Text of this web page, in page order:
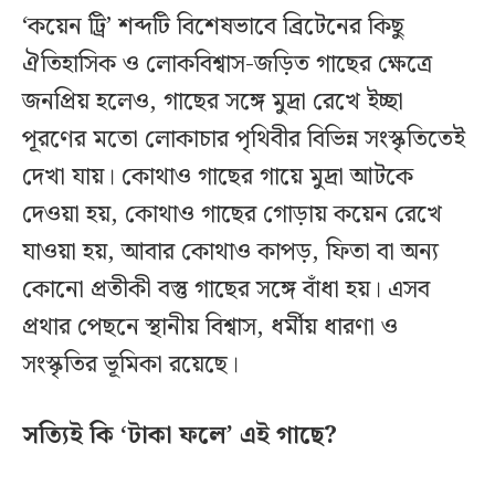
‘কয়েন ট্রি’ শব্দটি বিশেষভাবে ব্রিটেনের কিছু
ঐতিহাসিক ও লোকবিশ্বাস-জড়িত গাছের ক্ষেত্রে
জনপ্রিয় হলেও, গাছের সঙ্গে মুদ্রা রেখে ইচ্ছা
পূরণের মতো লোকাচার পৃথিবীর বিভিন্ন সংস্কৃতিতেই
দেখা যায়। কোথাও গাছের গায়ে মুদ্রা আটকে
দেওয়া হয়, কোথাও গাছের গোড়ায় কয়েন রেখে
যাওয়া হয়, আবার কোথাও কাপড়, ফিতা বা অন্য
কোনো প্রতীকী বস্তু গাছের সঙ্গে বাঁধা হয়। এসব
প্রথার পেছনে স্থানীয় বিশ্বাস, ধর্মীয় ধারণা ও
সংস্কৃতির ভূমিকা রয়েছে।
সত্যিই কি ‘টাকা ফলে’ এই গাছে?